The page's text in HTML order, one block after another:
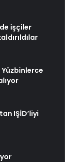
işçiler
Yüzbinlerce
IŞİD’liyi